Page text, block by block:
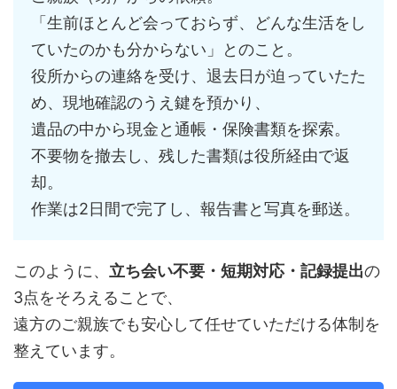
「生前ほとんど会っておらず、どんな生活をし
ていたのかも分からない」とのこと。
役所からの連絡を受け、退去日が迫っていたた
め、現地確認のうえ鍵を預かり、
遺品の中から現金と通帳・保険書類を探索。
不要物を撤去し、残した書類は役所経由で返
却。
作業は2日間で完了し、報告書と写真を郵送。
このように、 立ち会い不要・短期対応・記録提出の
3点をそろえることで、
遠方のご親族でも安心して任せていただける体制を
整えています。